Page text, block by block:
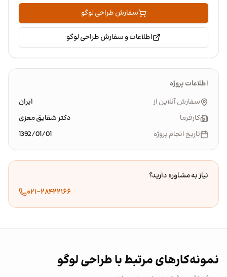
سفارش طراحی لوگو
اطلاعات و سفارش طراحی لوگو
اطلاعات پروژه
سفارش آنلاین از
ایران
کارفرما
دکتر شقایق معزی
تاریخ انجام پروژه
1392/01/01
نیاز به مشاوره دارید؟
۰۲۱-۲۸۴۲۲۱۶۶
نمونه‌کارهای مرتبط با طراحی لوگو